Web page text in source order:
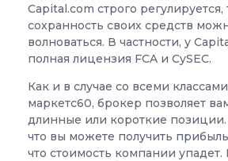
Capital.com строго регулируется,
сохранность своих средств
волноваться. В частности, у
полная лицензия FCA и CySEC.
Как и в случае со всеми
маркетс60, брокер позволяет
длинные или короткие позиции.
что вы можете получить
что стоимость компании упадет.